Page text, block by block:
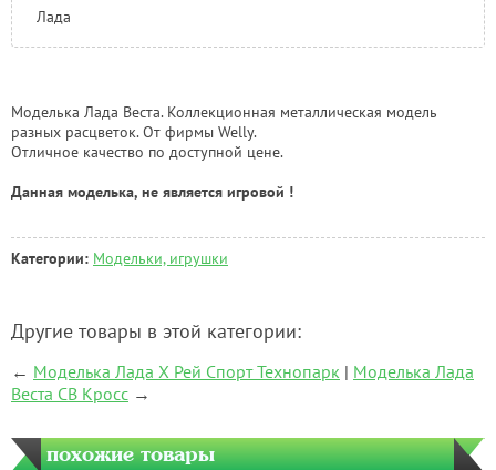
Лада
Моделька Лада Веста. Коллекционная металлическая модель
разных расцветок. От фирмы Welly.
Отличное качество по доступной цене.
Данная моделька, не является игровой !
Категории: Модельки, игрушки
Другие товары в этой категории:
← Моделька Лада Х Рей Спорт Технопарк | Моделька Лада
Веста СВ Кросс →
похожие товары